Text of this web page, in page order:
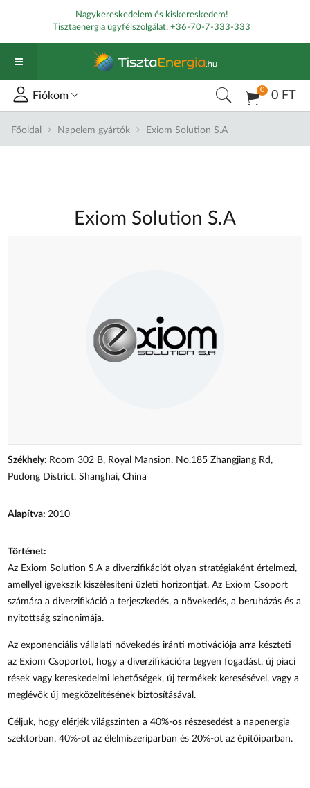
Nagykereskedelem és kiskereskedem!
Tisztaenergia ügyfélszolgálat: +36-70-7-333-333
0 0 FT
Fiókom
Főoldal Napelem gyártók Exiom Solution S.A
Exiom Solution S.A
Székhely: Room 302 B, Royal Mansion. No.185 Zhangjiang Rd,
Pudong District, Shanghai, China
Alapítva:2010
Történet:
Az Exiom Solution S.A a diverzifikációt olyan stratégiaként értelmezi,
amellyel igyekszik kiszélesíteni üzleti horizontját. Az Exiom Csoport
számára a diverzifikáció a terjeszkedés, a növekedés, a beruházás és a
nyitottság szinonimája.
Az exponenciális vállalati növekedés iránti motivációja arra készteti
az Exiom Csoportot, hogy a diverzifikációra tegyen fogadást, új piaci
rések vagy kereskedelmi lehetőségek, új termékek keresésével, vagy a
meglévők új megközelítésének biztosításával.
Céljuk, hogy elérjék világszinten a 40%-os részesedést a napenergia
szektorban, 40%-ot az élelmiszeriparban és 20%-ot az építőiparban.